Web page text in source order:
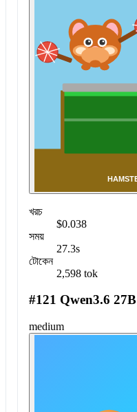
খরচ
$0.038
সময়
27.3s
টোকেন
2,598 tok
#121 Qwen3.6 27B
medium